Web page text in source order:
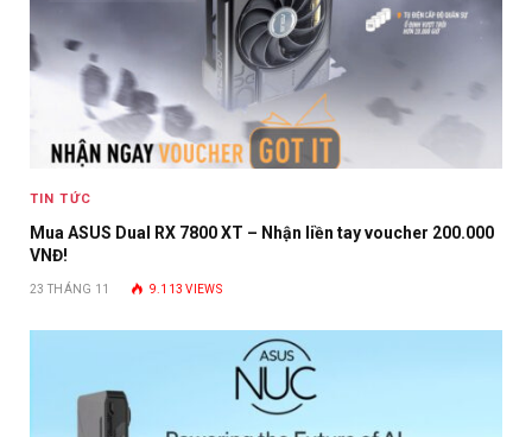
TIN TỨC
Mua ASUS Dual RX 7800 XT – Nhận liền tay voucher 200.000
VNĐ!
23 THÁNG 11 9.113VIEWS